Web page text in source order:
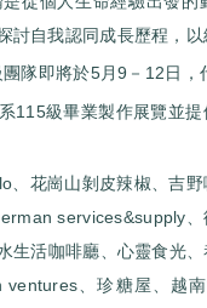
自我認同成長歷程，
隊即將於5月9－12日
115級畢業製作展覽並
花崗山剝皮辣椒、吉野
services&supply
生活咖啡廳、心靈食光
、珍糖屋、越